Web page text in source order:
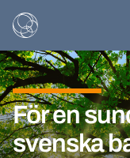
För en
svenska